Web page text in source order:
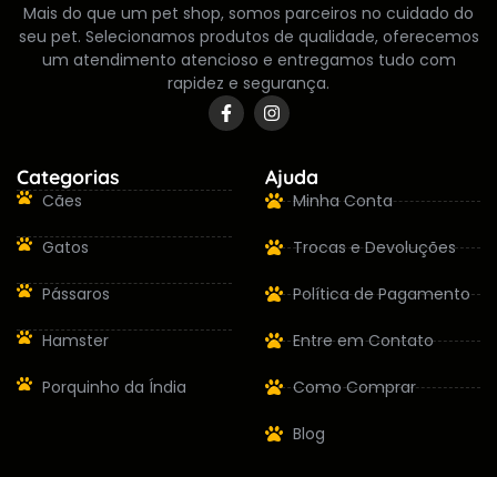
Mais do que um pet shop, somos parceiros no cuidado do
seu pet. Selecionamos produtos de qualidade, oferecemos
um atendimento atencioso e entregamos tudo com
rapidez e segurança.
Categorias
Cães
Gatos
Pássaros
Hamster
Porquinho da Índia
Ajuda
Minha Conta
Trocas e Devoluções
Política de Pagamento
Entre em Contato
Como Comprar
Blog